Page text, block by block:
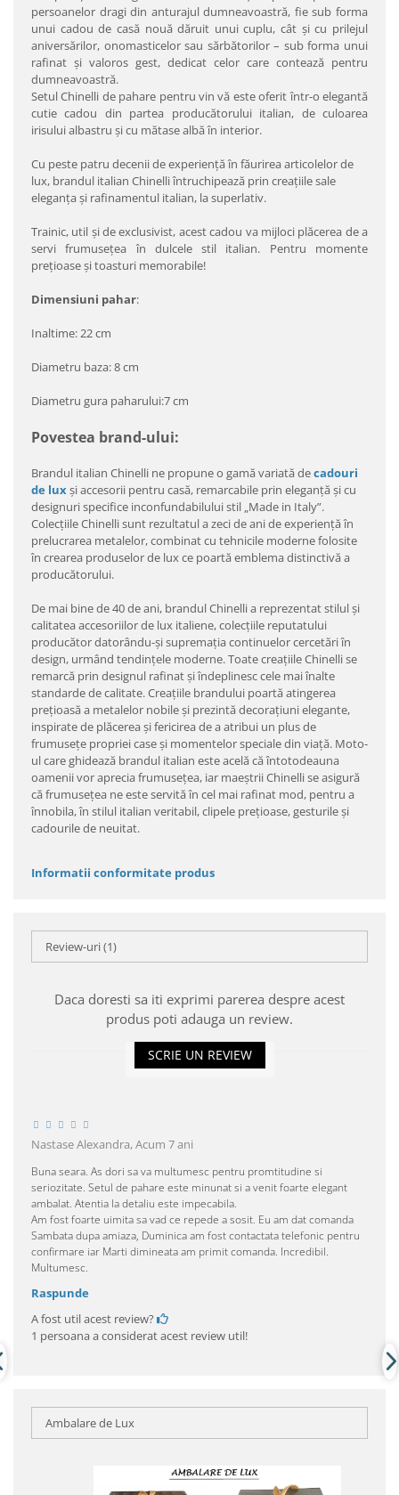
persoanelor dragi din anturajul dumneavoastră, fie sub forma
unui cadou de casă nouă dăruit unui cuplu, cât şi cu prilejul
aniversărilor, onomasticelor sau sărbătorilor – sub forma unui
rafinat şi valoros gest, dedicat celor care contează pentru
dumneavoastră.
Setul Chinelli de pahare pentru vin vă este oferit într-o elegantă
cutie cadou din partea producătorului italian, de culoarea
irisului albastru şi cu mătase albă în interior.
Cu peste patru decenii de experienţă în făurirea articolelor de
lux, brandul italian Chinelli întruchipează prin creaţiile sale
eleganţa şi rafinamentul italian, la superlativ.
Trainic, util şi de exclusivist, acest cadou va mijloci plăcerea de a
servi frumuseţea în dulcele stil italian. Pentru momente
preţioase şi toasturi memorabile!
Dimensiuni pahar:
Inaltime: 22 cm
Diametru baza: 8 cm
Diametru gura paharului:7 cm
Povestea brand-ului:
Brandul italian Chinelli ne propune o gamă variată decadouri
de luxşi accesorii pentru casă, remarcabile prin eleganţă şi cu
designuri specifice inconfundabilului stil „Made in Italy”.
Colecţiile Chinelli sunt rezultatul a zeci de ani de experienţă în
prelucrarea metalelor, combinat cu tehnicile moderne folosite
în crearea produselor de lux ce poartă emblema distinctivă a
producătorului.
De mai bine de 40 de ani, brandul Chinelli a reprezentat stilul şi
calitatea accesoriilor de lux italiene, colecţiile reputatului
producător datorându-şi supremaţia continuelor cercetări în
design, urmând tendinţele moderne. Toate creaţiile Chinelli se
remarcă prin designul rafinat şi îndeplinesc cele mai înalte
standarde de calitate. Creaţiile brandului poartă atingerea
preţioasă a metalelor nobile şi prezintă decoraţiuni elegante,
inspirate de plăcerea şi fericirea de a atribui un plus de
frumuseţe propriei case şi momentelor speciale din viaţă. Moto-
ul care ghidează brandul italian este acelă că întotodeauna
oamenii vor aprecia frumuseţea, iar maeştrii Chinelli se asigură
că frumuseţea ne este servită în cel mai rafinat mod, pentru a
înnobila, în stilul italian veritabil, clipele preţioase, gesturile şi
cadourile de neuitat.
Informatii conformitate produs
Review-uri(1)
Daca doresti sa iti exprimi parerea despre acest
produs poti adauga un review.
SCRIE UN REVIEW
Nastase Alexandra,Acum 7 ani
Buna seara. As dori sa va multumesc pentru promtitudine si
seriozitate. Setul de pahare este minunat si a venit foarte elegant
ambalat. Atentia la detaliu este impecabila.
Am fost foarte uimita sa vad ce repede a sosit. Eu am dat comanda
Sambata dupa amiaza, Duminica am fost contactata telefonic pentru
confirmare iar Marti dimineata am primit comanda. Incredibil.
Multumesc.
Raspunde
A fost util acest review?
1 persoana a considerat acest review util!
Ambalare de Lux